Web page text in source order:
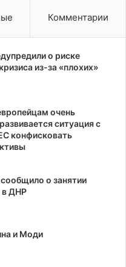
Комментарии
о риске
из-за «плохих»
очень
ситуация с
конфисковать
о занятии
в ДНР
и Моди